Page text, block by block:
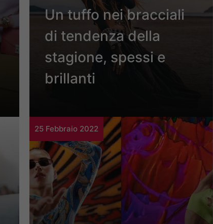
Un tuffo nei bracciali
di tendenza della
stagione, spessi e
brillanti
25 Febbraio 2022